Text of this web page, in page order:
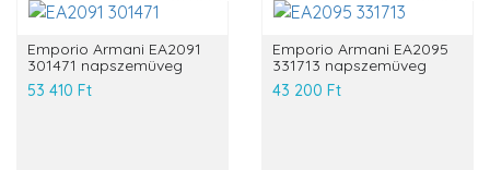
Emporio Armani EA2091
301471 napszemüveg
53 410 Ft
Emporio Armani EA2095
331713 napszemüveg
43 200 Ft